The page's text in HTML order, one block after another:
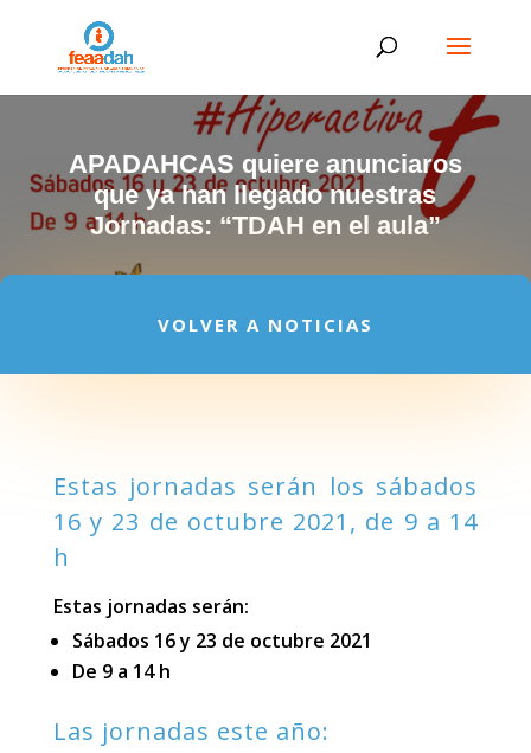
APADAHCAS quiere anunciaros
que ya han llegado nuestras
Jornadas: “TDAH en el aula”
VOLVER A NOTICIAS
Estas jornadas serán los sábados
16 y 23 de octubre 2021, de 9 a 14
h
Estas jornadas serán:
Sábados 16 y 23 de octubre 2021
De 9 a 14 h
Las jornadas este año: